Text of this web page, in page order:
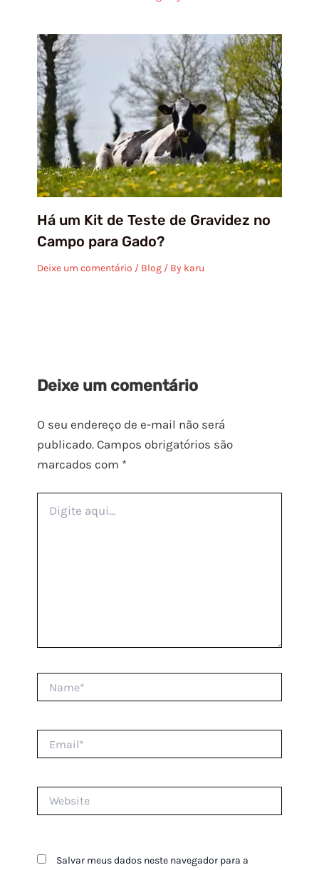
Há um Kit de Teste de Gravidez no
Campo para Gado?
Deixe um comentário / Blog/ By karu
Deixe um comentário
O seu endereço de e-mail não será
publicado. Campos obrigatórios são
marcados com *
aqui...
Salvar meus dados neste navegador para a